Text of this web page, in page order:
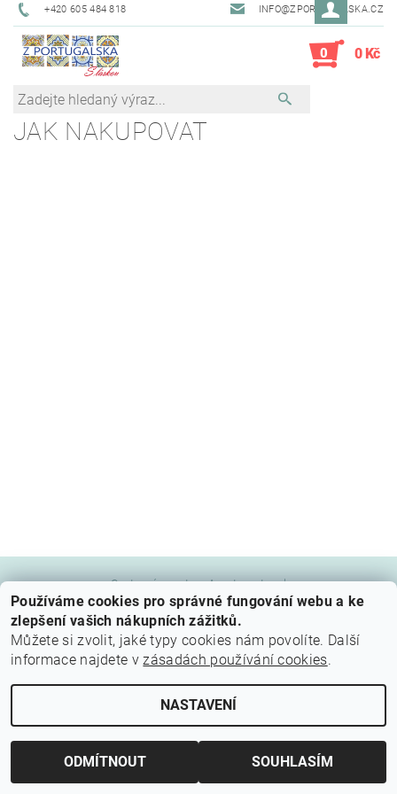
+420 605 484 818 INFO@ZPORTUGALSKA.CZ
0 0 Kč
JAK NAKUPOVAT
Cestovní agentura Amoteportugal
2026 © Z Portugalska, všechna práva vyhrazenaUpravit nastavení cookies
Vytvořil Shoptet
Používáme cookies pro správné fungování webu a ke
zlepšení vašich nákupních zážitků.
Můžete si zvolit, jaké typy cookies nám povolíte. Další
informace najdete vzásadách používání cookies.
NASTAVENÍ
ODMÍTNOUT SOUHLASÍM